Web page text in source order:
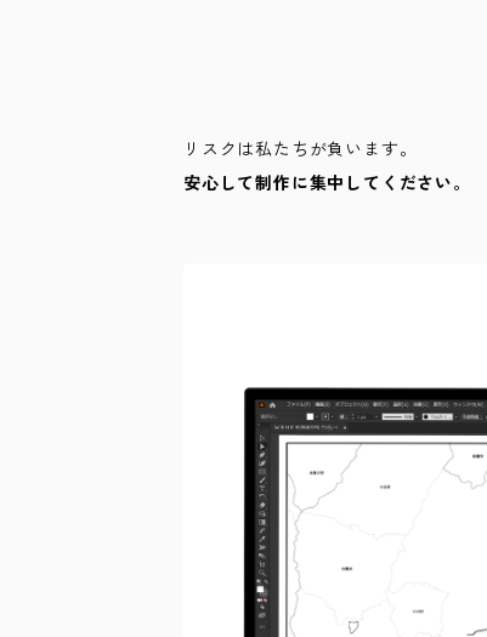
リスクは私たちが負います。
安心して制作に集中してください。